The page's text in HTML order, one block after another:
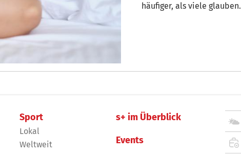
häufiger, als viele glauben.
Sport
Lokal
Weltweit
s+ im Überblick
Events